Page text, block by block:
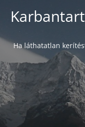
Ha láthatatlan